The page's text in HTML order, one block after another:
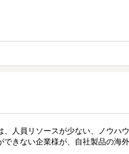
、人員リソースが少ない、ノウ
できない企業様が、自社製品の海